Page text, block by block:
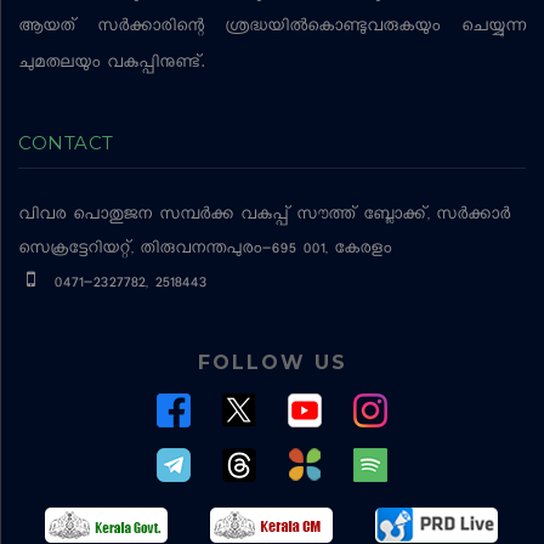
ആയത് സര്‍ക്കാരിന്റെ ശ്രദ്ധയില്‍കൊണ്ടുവരുകയും ചെയ്യുന്ന
ചുമതലയും വകുപ്പിനുണ്ട്.
CONTACT
വിവര പൊതുജന സമ്പര്‍ക്ക വകുപ്പ് സൗത്ത് ബ്ലോക്ക്, സര്‍ക്കാര്‍
സെക്രട്ടേറിയറ്റ്, തിരുവനന്തപുരം-695 001, കേരളം
0471-2327782, 2518443
FOLLOW US